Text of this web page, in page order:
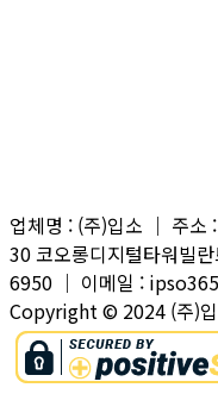
업체명 : (주)입소 ｜ 주
30 코오롱디지털타워빌
6950 ｜ 이메일 :
Copyright © 2024 (주)